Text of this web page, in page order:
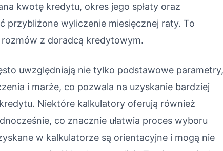
kwotę kredytu, okres jego spłaty oraz
przybliżone wyliczenie miesięcznej raty. To
z doradcą kredytowym.
uwzględniają nie tylko podstawowe
i marże, co pozwala na uzyskanie bardziej
Niektóre kalkulatory oferują również
co znacznie ułatwia proces wyboru
w kalkulatorze są orientacyjne i mogą nie